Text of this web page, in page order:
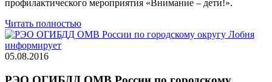
профилактического мероприятия «Внимание – дети!».
Читать полностью
05.08.2016